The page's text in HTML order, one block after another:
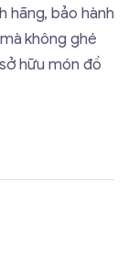
hãng, bảo hành
không ghé
hữu món đồ